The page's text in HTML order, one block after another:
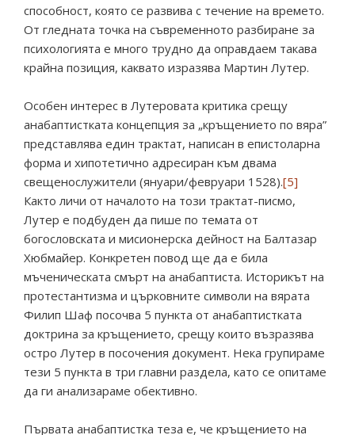
способност, която се развива с течение на времето.
От гледната точка на съвременното разбиране за
психологията е много трудно да оправдаем такава
крайна позиция, каквато изразява Мартин Лутер.
Особен интерес в Лутеровата критика срещу
анабаптистката концепция за „кръщението по вяра”
представлява един трактат, написан в епистоларна
форма и хипотетично адресиран към двама
свещенослужители (януари/февруари 1528).[5]
Както личи от началото на този трактат-писмо,
Лутер е подбуден да пише по темата от
богословската и мисионерска дейност на Балтазар
Хюбмайер. Конкретен повод ще да е била
мъченическата смърт на анабаптиста. Историкът на
протестантизма и църковните символи на вярата
Филип Шаф посочва 5 пункта от анабаптистката
доктрина за кръщението, срещу които възразява
остро Лутер в посочения документ. Нека групираме
тези 5 пункта в три главни раздела, като се опитаме
да ги анализараме обективно.
Първата анабаптистка теза е, че кръщението на